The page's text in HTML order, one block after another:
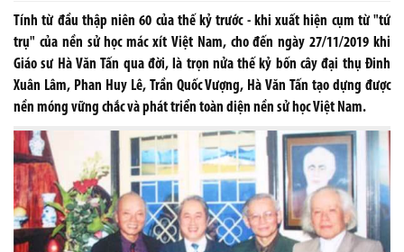
Tính từ đầu thập niên 60 của thế kỷ trước - khi xuất hiện cụm từ "tứ
trụ" của nền sử học mác xít Việt Nam, cho đến ngày 27/11/2019 khi
Giáo sư Hà Văn Tấn qua đời, là trọn nửa thế kỷ bốn cây đại thụ Đinh
Xuân Lâm, Phan Huy Lê, Trần Quốc Vượng, Hà Văn Tấn tạo dựng được
nền móng vững chắc và phát triển toàn diện nền sử học Việt Nam.